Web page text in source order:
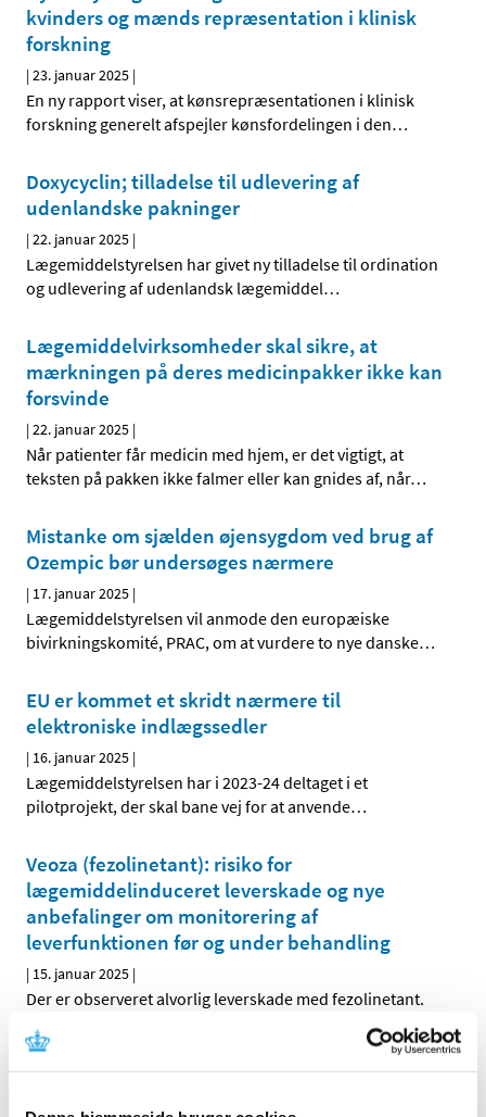
kvinders og mænds repræsentation i klinisk
forskning
|23. januar 2025 |
En ny rapport viser, at kønsrepræsentationen i klinisk
forskning generelt afspejler kønsfordelingen i den…
Doxycyclin; tilladelse til udlevering af
udenlandske pakninger
|22. januar 2025 |
Lægemiddelstyrelsen har givet ny tilladelse til ordination
og udlevering af udenlandsk lægemiddel…
Lægemiddelvirksomheder skal sikre, at
mærkningen på deres medicinpakker ikke kan
forsvinde
|22. januar 2025 |
Når patienter får medicin med hjem, er det vigtigt, at
teksten på pakken ikke falmer eller kan gnides af, når…
Mistanke om sjælden øjensygdom ved brug af
Ozempic bør undersøges nærmere
| 17. januar 2025 |
Lægemiddelstyrelsen vil anmode den europæiske
bivirkningskomité, PRAC, om at vurdere to nye danske…
EU er kommet et skridt nærmere til
elektroniske indlægssedler
| 16. januar 2025 |
Lægemiddelstyrelsen har i 2023-24 deltaget i et
pilotprojekt, der skal bane vej for at anvende…
Veoza (fezolinetant): risiko for
lægemiddelinduceret leverskade og nye
anbefalinger om monitorering af
leverfunktionen før og under behandling
| 15. januar 2025 |
Der er observeret alvorlig leverskade med fezolinetant.
Opfordring til ansøgninger om
lægemidler